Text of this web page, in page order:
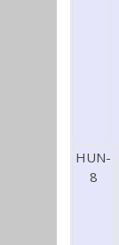
HUN-
8